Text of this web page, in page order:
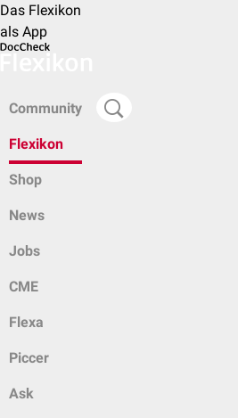
Das Flexikon
als App
Community
Flexikon
Shop
News
Jobs
CME
Flexa
Piccer
Ask